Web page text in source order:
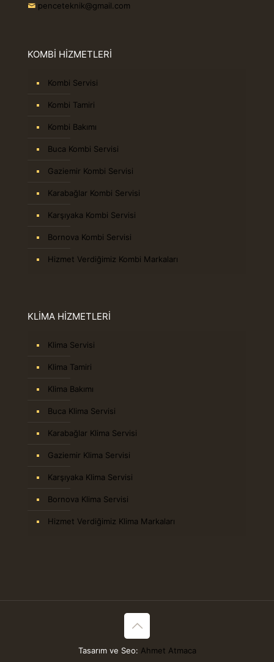
penceteknik@gmail.com
KOMBİ HİZMETLERİ
Kombi Servisi
Kombi Tamiri
Kombi Bakımı
Buca Kombi Servisi
Gaziemir Kombi Servisi
Karabağlar Kombi Servisi
Karşıyaka Kombi Servisi
Bornova Kombi Servisi
Hizmet Verdiğimiz Kombi Markaları
KLİMA HİZMETLERİ
Klima Servisi
Klima Tamiri
Klima Bakımı
Buca Klima Servisi
Karabağlar Klima Servisi
Gaziemir Klima Servisi
Karşıyaka Klima Servisi
Bornova Klima Servisi
Hizmet Verdiğimiz Klima Markaları
Tasarım ve Seo: Ahmet Atmaca